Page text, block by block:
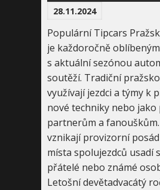
28.11.2024
Populární Tipcars
je každoročně
s aktuální sezónou
soutěží. Tradiční
využívají jezdci a týmy k
nové techniky nebo
partnerům a
vznikají provizorní
místa spolujezdců usadí
přátelé nebo známé
Letošní devětadvacátý